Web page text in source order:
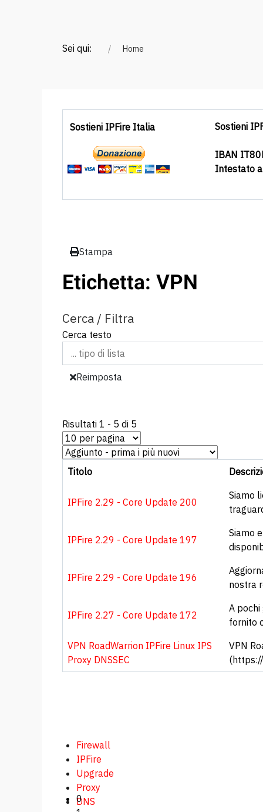
0
Sei qui: Home
Sostieni IPFire Italia Sostieni
IBAN
Intestato
Stampa
Etichetta: VPN
Cerca / Filtra
Cerca testo
Reimposta
Risultati 1 - 5 di 5
Titolo
IPFire 2.29 - Core Update 200
Siamo
IPFire 2.29 - Core Update 197
Siamo
IPFire 2.29 - Core Update 196
nostra
IPFire 2.27 - Core Update 172
A
fornito
VPN RoadWarrion IPFire Linux IPS
Proxy DNSSEC
VPN
Firewall
IPFire
Upgrade
Proxy
DNS